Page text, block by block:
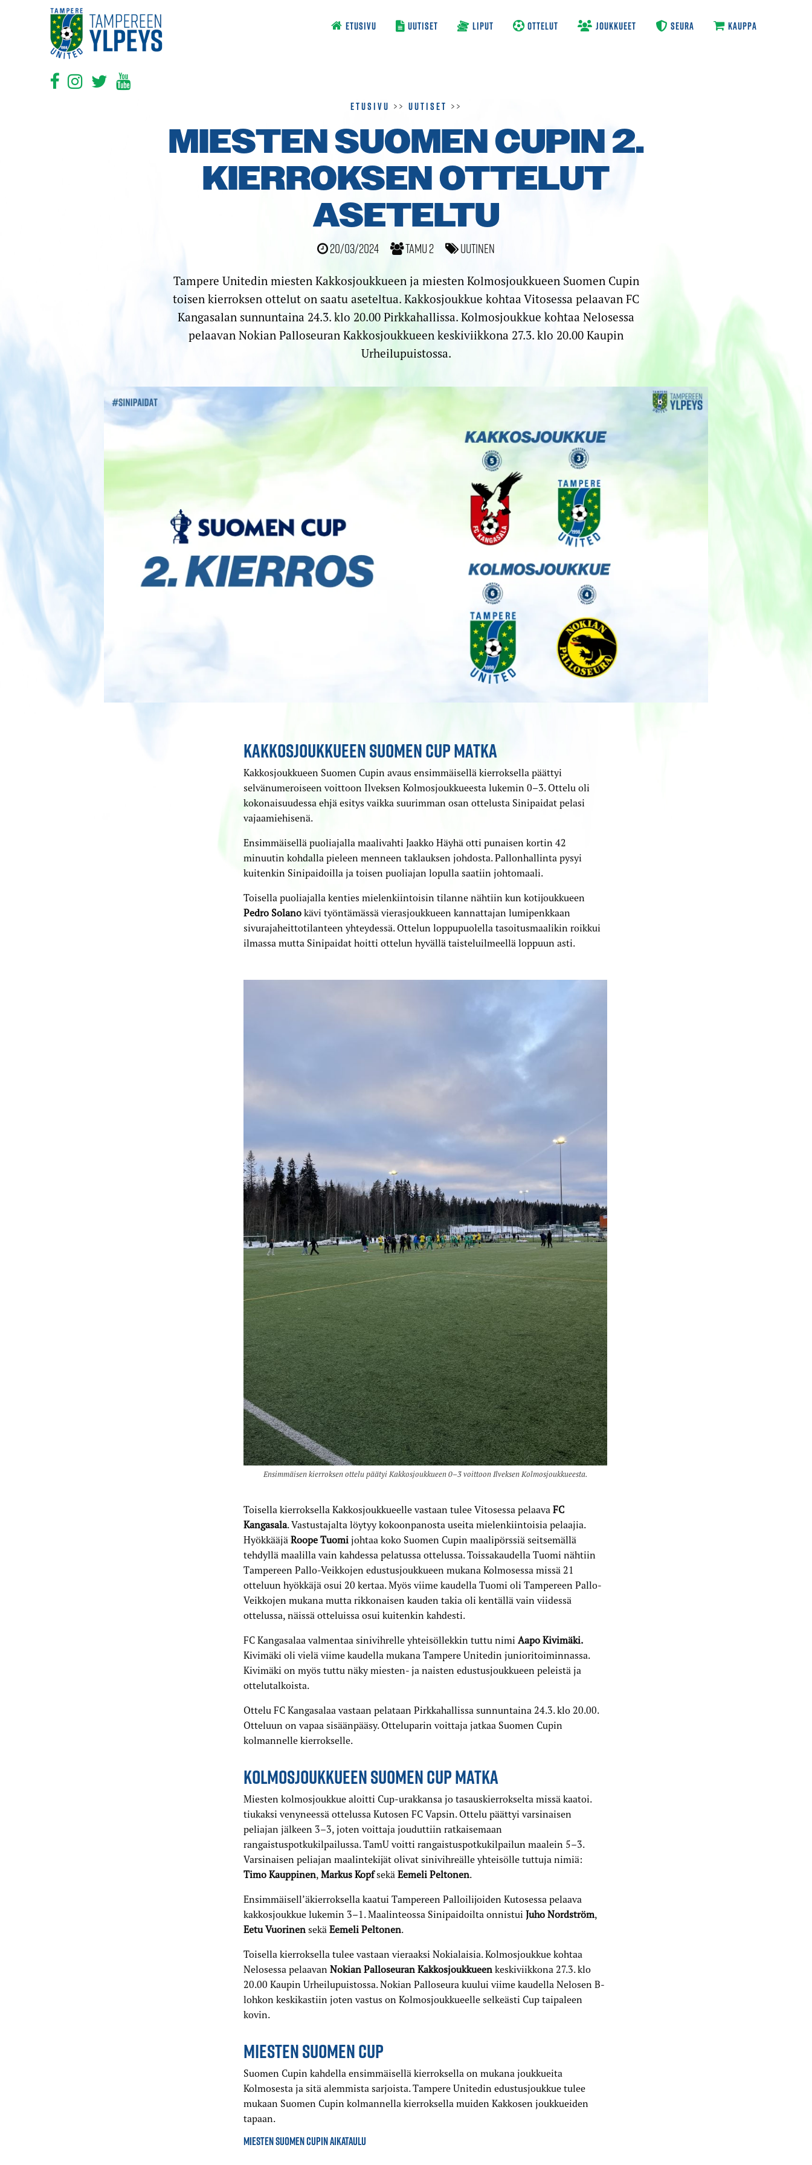
ETUSIVU UUTISET LIPUT OTTELUT JOUKKUEET SEURA KAUPPA
Etusivu >> Uutiset >>
MIESTEN SUOMEN CUPIN 2.
KIERROKSEN OTTELUT
ASETELTU
20/03/2024 TamU 2 Uutinen
Tampere Unitedin miesten Kakkosjoukkueen ja miesten Kolmosjoukkueen Suomen Cupin
toisen kierroksen ottelut on saatu aseteltua. Kakkosjoukkue kohtaa Vitosessa pelaavan FC
Kangasalan sunnuntaina 24.3. klo 20.00 Pirkkahallissa. Kolmosjoukkue kohtaa Nelosessa
pelaavan Nokian Palloseuran Kakkosjoukkueen keskiviikkona 27.3. klo 20.00 Kaupin
Urheilupuistossa.
KAKKOSJOUKKUEEN SUOMEN CUP MATKA
Kakkosjoukkueen Suomen Cupin avaus ensimmäisellä kierroksella päättyi
selvänumeroiseen voittoon Ilveksen Kolmosjoukkueesta lukemin 0–3. Ottelu oli
kokonaisuudessa ehjä esitys vaikka suurimman osan ottelusta Sinipaidat pelasi
vajaamiehisenä.
Ensimmäisellä puoliajalla maalivahti Jaakko Häyhä otti punaisen kortin 42
minuutin kohdalla pieleen menneen taklauksen johdosta. Pallonhallinta pysyi
kuitenkin Sinipaidoilla ja toisen puoliajan lopulla saatiin johtomaali.
Toisella puoliajalla kenties mielenkiintoisin tilanne nähtiin kun kotijoukkueen
Pedro Solanokävi työntämässä vierasjoukkueen kannattajan lumipenkkaan
sivurajaheittotilanteen yhteydessä. Ottelun loppupuolella tasoitusmaalikin roikkui
ilmassa mutta Sinipaidat hoitti ottelun hyvällä taisteluilmeellä loppuun asti.
Ensimmäisen kierroksen ottelu päätyi Kakkosjoukkueen 0–3 voittoon Ilveksen Kolmosjoukkueesta.
Toisella kierroksella Kakkosjoukkueelle vastaan tulee Vitosessa pelaava FC
Kangasala. Vastustajalta löytyy kokoonpanosta useita mielenkiintoisia pelaajia.
Hyökkääjä Roope Tuomi johtaa koko Suomen Cupin maalipörssiä seitsemällä
tehdyllä maalilla vain kahdessa pelatussa ottelussa. Toissakaudella Tuomi nähtiin
Tampereen Pallo-Veikkojen edustusjoukkueen mukana Kolmosessa missä 21
otteluun hyökkäjä osui 20 kertaa. Myös viime kaudella Tuomi oli Tampereen Pallo-
Veikkojen mukana mutta rikkonaisen kauden takia oli kentällä vain viidessä
ottelussa, näissä otteluissa osui kuitenkin kahdesti.
FC Kangasalaa valmentaa sinivihrelle yhteisöllekkin tuttu nimi Aapo Kivimäki.
Kivimäki oli vielä viime kaudella mukana Tampere Unitedin junioritoiminnassa.
Kivimäki on myös tuttu näky miesten- ja naisten edustusjoukkueen peleistä ja
ottelutalkoista.
Ottelu FC Kangasalaa vastaan pelataan Pirkkahallissa sunnuntaina 24.3. klo 20.00.
Otteluun on vapaa sisäänpääsy. Otteluparin voittaja jatkaa Suomen Cupin
kolmannelle kierrokselle.
KOLMOSJOUKKUEEN SUOMEN CUP MATKA
Miesten kolmosjoukkue aloitti Cup-urakkansa jo tasauskierrokselta missä kaatoi.
tiukaksi venyneessä ottelussa Kutosen FC Vapsin. Ottelu päättyi varsinaisen
peliajan jälkeen 3–3, joten voittaja jouduttiin ratkaisemaan
rangaistuspotkukilpailussa. TamU voitti rangaistuspotkukilpailun maalein 5–3.
Varsinaisen peliajan maalintekijät olivat sinivihreälle yhteisölle tuttuja nimiä:
Timo Kauppinen, Markus Kopfsekä Eemeli Peltonen.
Ensimmäisell’äkierroksella kaatui Tampereen Palloilijoiden Kutosessa pelaava
kakkosjoukkue lukemin 3–1. Maalinteossa Sinipaidoilta onnistui Juho Nordström,
Eetu Vuorinen sekä Eemeli Peltonen.
Toisella kierroksella tulee vastaan vieraaksi Nokialaisia. Kolmosjoukkue kohtaa
Nelosessa pelaavan Nokian Palloseuran Kakkosjoukkueen keskiviikkona 27.3. klo
20.00 Kaupin Urheilupuistossa. Nokian Palloseura kuului viime kaudella Nelosen B-
lohkon keskikastiin joten vastus on Kolmosjoukkueelle selkeästi Cup taipaleen
kovin.
MIESTEN SUOMEN CUP
Suomen Cupin kahdella ensimmäisellä kierroksella on mukana joukkueita
Kolmosesta ja sitä alemmista sarjoista. Tampere Unitedin edustusjoukkue tulee
mukaan Suomen Cupin kolmannella kierroksella muiden Kakkosen joukkueiden
tapaan.
MIESTEN SUOMEN CUPIN AIKATAULU